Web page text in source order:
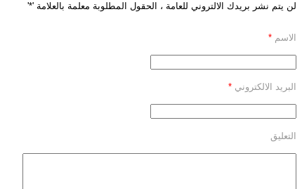
لن يتم نشر بريدك الالتروني للعامة ، الحقول المطلوبة معلمة بالعلامة '*'
الاسم *
البريد الالكتروني *
التعليق